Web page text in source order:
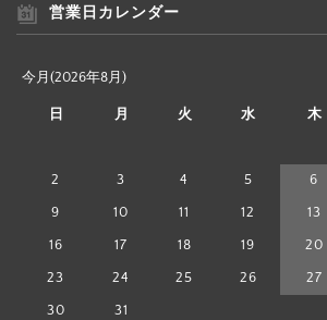
営業日カレンダー
今月(2026年8月)
日 月 火 水 木
2 3 4 5 6
9 10 11 12 13
16 17 18 19 20
23 24 25 26 27
30 31